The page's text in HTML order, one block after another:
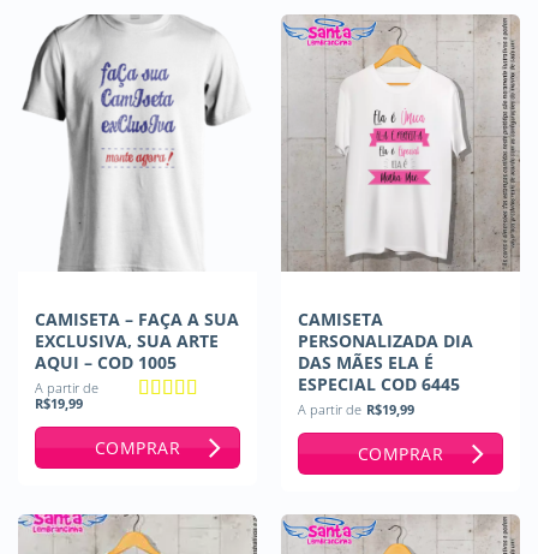
CAMISETA – FAÇA A SUA
EXCLUSIVA, SUA ARTE
AQUI – COD 1005
A partir de
R$19,99
COMPRAR
CAMISETA
PERSONALIZADA DIA
DAS MÃES ELA É
ESPECIAL COD 6445
A partir de R$19,99
COMPRAR